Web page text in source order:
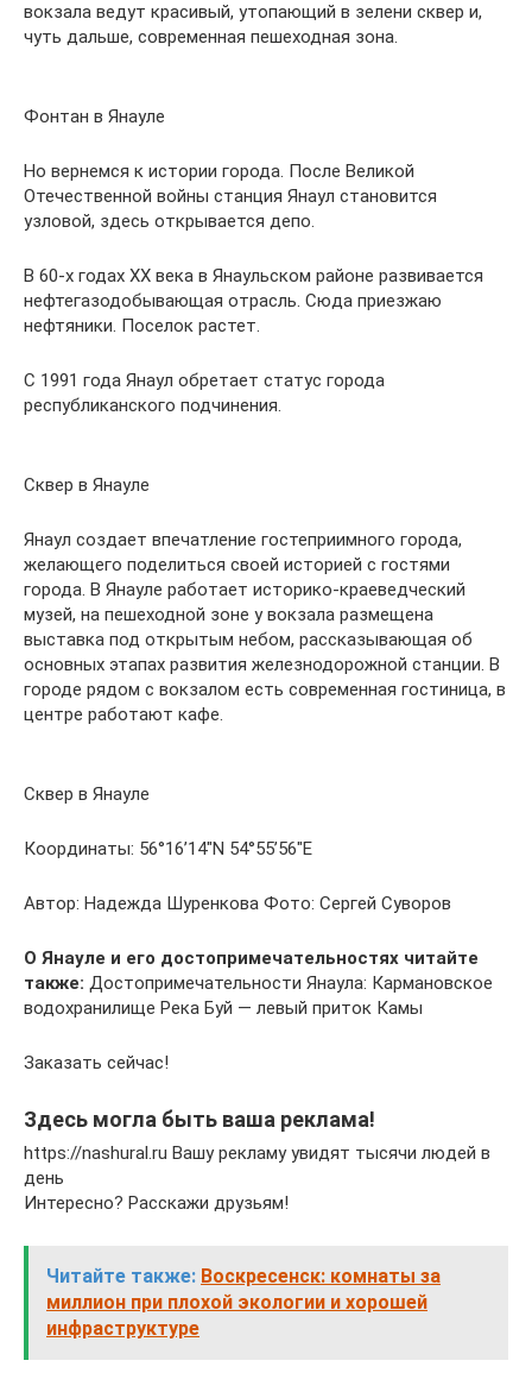
вокзала ведут красивый, утопающий в зелени сквер и,
чуть дальше, современная пешеходная зона.
Фонтан в Янауле
Но вернемся к истории города. После Великой
Отечественной войны станция Янаул становится
узловой, здесь открывается депо.
В 60-х годах ХХ века в Янаульском районе развивается
нефтегазодобывающая отрасль. Сюда приезжаю
нефтяники. Поселок растет.
С 1991 года Янаул обретает статус города
республиканского подчинения.
Сквер в Янауле
Янаул создает впечатление гостеприимного города,
желающего поделиться своей историей с гостями
города. В Янауле работает историко-краеведческий
музей, на пешеходной зоне у вокзала размещена
выставка под открытым небом, рассказывающая об
основных этапах развития железнодорожной станции. В
городе рядом с вокзалом есть современная гостиница, в
центре работают кафе.
Сквер в Янауле
Координаты: 56°16’14″N 54°55’56″E
Автор: Надежда Шуренкова Фото: Сергей Суворов
О Янауле и его достопримечательностях читайте
также: Достопримечательности Янаула: Кармановское
водохранилище Река Буй — левый приток Камы
Заказать сейчас!
Здесь могла быть ваша реклама!
https://nashural.ru Вашу рекламу увидят тысячи людей в
день
Интересно? Расскажи друзьям!
Читайте также: Воскресенск: комнаты за
миллион при плохой экологии и хорошей
инфраструктуре